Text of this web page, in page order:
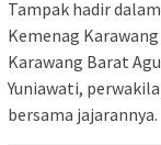
Tampak hadir
Kemenag Karawang
Karawang Barat
Yuniawati,
bersama jajarannya.